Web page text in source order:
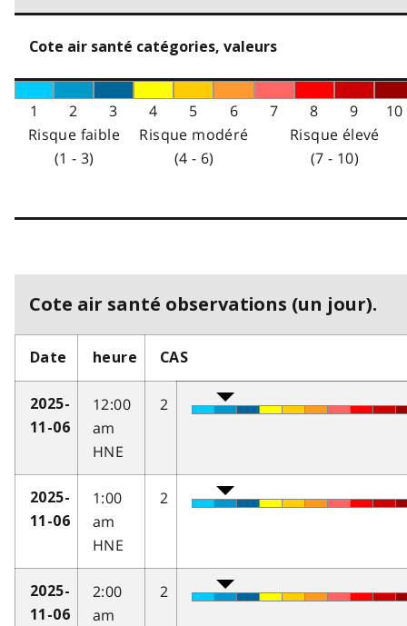
Cote air santé catégories, valeurs
1 2 3 4 5 6 7 8 9
10
Risque faible
(1 - 3)
Risque modéré
(4 - 6)
Risque élevé
(7 - 10)
Cote air santé observations (un jour).
Date heure CAS
2025-
11-06
12:00
am
HNE
2
2025-
11-06
1:00
am
HNE
2
2025-
11-06
2:00
am
2